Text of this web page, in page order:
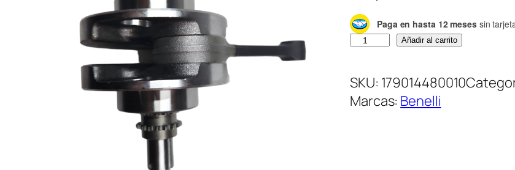
Paga en hasta 12 mesessin
C
g
ü
Añadir al carrito
SKU: 179014480010
Marcas: Benelli